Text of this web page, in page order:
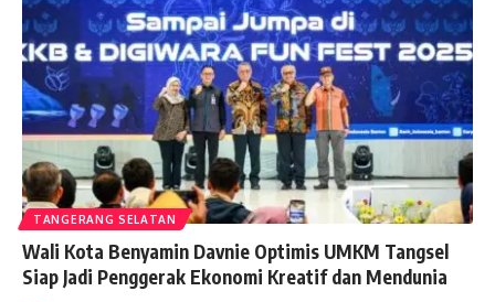
TANGERANG SELATAN
Wali Kota Benyamin Davnie Optimis UMKM Tangsel
Siap Jadi Penggerak Ekonomi Kreatif dan Mendunia